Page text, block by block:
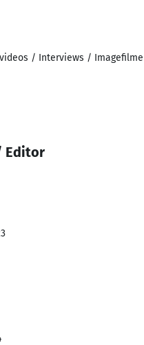
/ Interviews /
Editor